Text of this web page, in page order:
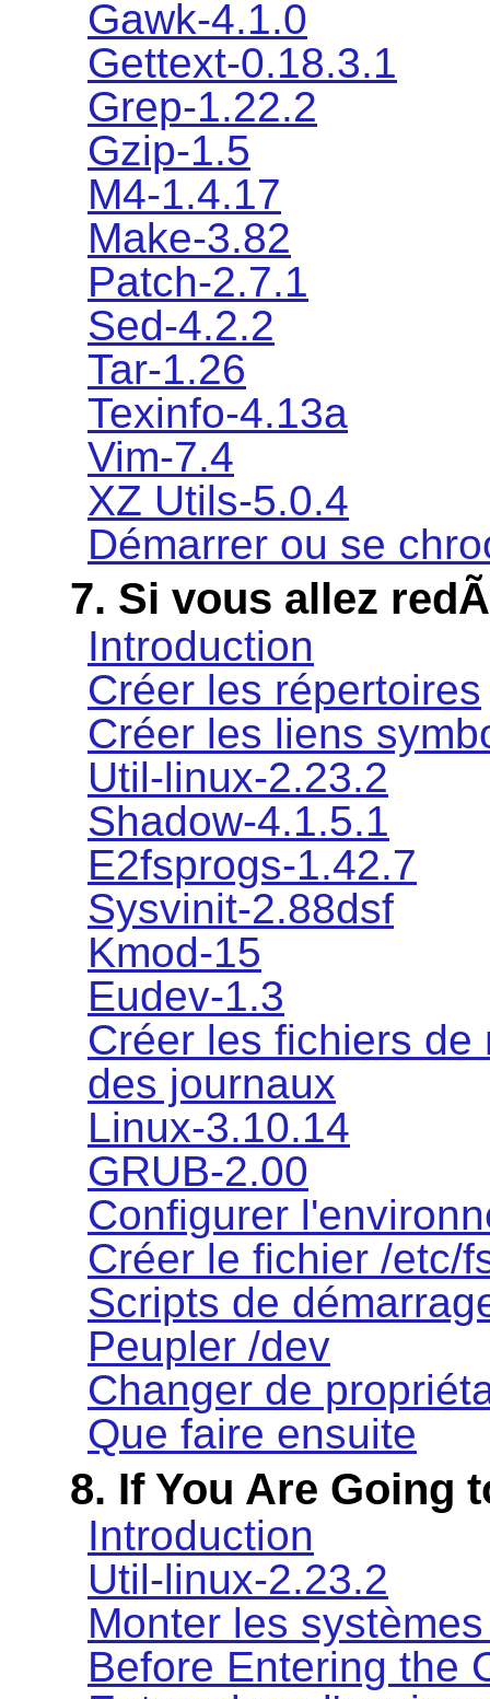
Gawk-4.1.0
Gettext-0.18.3.1
Grep-1.22.2
Gzip-1.5
M4-1.4.17
Make-3.82
Patch-2.7.1
Sed-4.2.2
Tar-1.26
Texinfo-4.13a
Vim-7.4
XZ Utils-5.0.4
Démarrer ou se
7. Si vous allez
Introduction
Créer les répertoires
Créer les liens
Util-linux-2.23.2
Shadow-4.1.5.1
E2fsprogs-1.42.7
Sysvinit-2.88dsf
Kmod-15
Eudev-1.3
Créer les fichiers
des journaux
Linux-3.10.14
GRUB-2.00
Configurer
Créer le fichier /etc/
Scripts de
Peupler /dev
Changer de
Que faire ensuite
8. If You Are Going
Introduction
Util-linux-2.23.2
Monter les
Before Entering the